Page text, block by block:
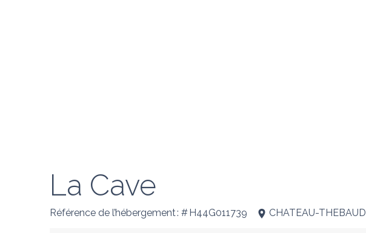
La Cave
Référence de l’hébergement : # H44G011739 CHATEAU-THEBAUD